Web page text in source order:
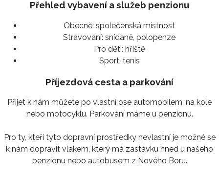
Přehled vybavení a služeb penzionu
Obecně: společenská místnost
Stravování: snídaně, polopenze
Pro děti: hřiště
Sport: tenis
Příjezdová cesta a parkování
Přijet k nám můžete po vlastní ose automobilem, na kole
nebo motocyklu. Parkování máme u penzionu.
Pro ty, kteří tyto dopravní prostředky nevlastní je možné se
k nám dopravit vlakem, který má zastávku hned u našeho
penzionu nebo autobusem z Nového Boru.